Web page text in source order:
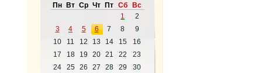
Пн Вт Ср Чт Пт Сб
Вс
1
2
3
4 5 6 7 8
9
10
11 12 13 14 15
16
17
18 19 20 21 22
23
24
25 26 27 28 29 30